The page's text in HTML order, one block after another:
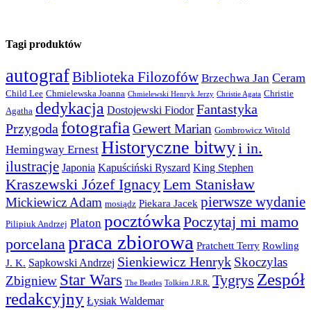
Tagi produktów
autografBiblioteka Filozofów Brzechwa Jan Ceram
Child Lee Chmielewska Joanna Chmielewski Henryk Jerzy Christie Agata Christie
Agatha dedykacja Dostojewski Fiodor Fantastyka
Przygodafotografia Gewert Marian Gombrowicz Witold
Hemingway Ernest Historyczne bitwyi in.
ilustracje Japonia Kapuściński Ryszard King Stephen
Kraszewski Józef IgnacyLem Stanisław
Mickiewicz Adam mosiądz Piekara Jacek pierwsze wydanie
Pilipiuk Andrzej Platon pocztówka Poczytaj mi mamo
porcelanapraca zbiorowa Pratchett Terry Rowling
J. K. Sapkowski Andrzej Sienkiewicz Henryk Skoczylas
Zbigniew Star Wars The Beatles Tolkien J.R.R. Tygrys Zespół
redakcyjny Łysiak Waldemar